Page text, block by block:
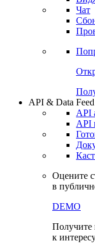
Чат
API & Data Feed
API
API
Оцените
в
DEMO
Получите
к